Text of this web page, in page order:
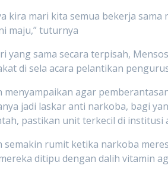
kira mari kita semua bekerja
maju,” tuturnya
yang sama secara terpisah,
di sela acara pelantikan
menyampaikan agar
jadi laskar anti narkoba, bagi
pastikan unit terkecil di institusi
semakin rumit ketika narkoba
ditipu dengan dalih vitamin